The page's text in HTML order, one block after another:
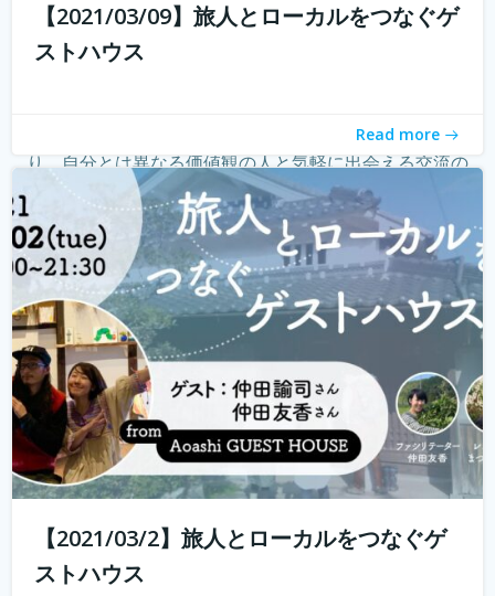
【2021/03/09】旅人とローカルをつなぐゲ
ストハウス
Read more
ゲストハウス。 ローカルな情報が集まる旅先の入り口であ
り、自分とは異なる価値観の人と気軽に出会える交流の
場。 しかし、コロナウィルスの影響で、交流できるゲスト
ハウスに実際に行けることが少なくなり、寂しく感じてい
る旅人もたくさんいらっしゃると...続きを読む
【2021/03/2】旅人とローカルをつなぐゲ
ストハウス